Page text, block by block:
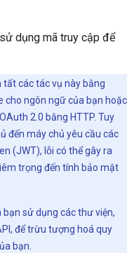
dụng mã truy cập để
tất các tác vụ này bằng
cho ngôn ngữ của bạn hoặc
2.0 bằng HTTP. Tuy
đến máy chủ yêu cầu các
(JWT), lỗi có thể gây ra
trọng đến tính bảo mật
bạn sử dụng các thư viện,
để trừu tượng hoá quy
bạn.